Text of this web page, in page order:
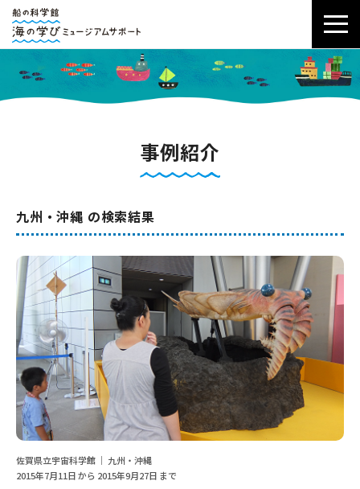
事例紹介
九州・沖縄 の検索結果
佐賀県立宇宙科学館 ｜ 九州・沖縄
2015年7月11日 から 2015年9月27日 まで